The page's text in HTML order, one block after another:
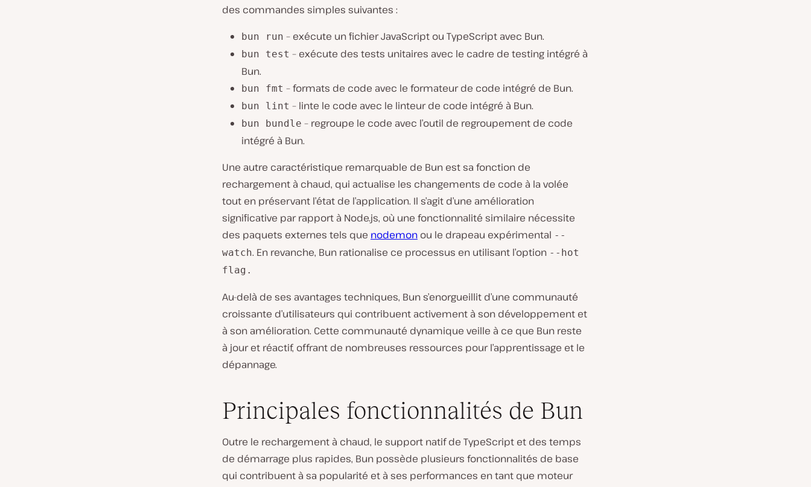
des commandes simples suivantes :
bun run – exécute un fichier JavaScript ou TypeScript avec Bun.
bun test – exécute des tests unitaires avec le cadre de testin͏g intégré à
Bun.
bun fmt – forma͏ts de code avec le formateur de code intégré de Bun.
bun lint – linte le code avec le linteur de code intégré à Bun.
bun bundle – regroupe le code avec l’outil de regroupement de code
intégré à Bun.
Une autre caractéristique remarquable de Bun est sa fonction de
rechargement à chaud, qui actualise les changements de code à la volée
tout en préservant l’état de l’application. Il s’agit d’une amélioration
significative par rapport à Node.js, où une fonctionnalité similaire nécessite
des paquets externes tels que nodemon ou le drapeau expérimental --
watch. En revanche, Bun rationalise ce processus en utilisant l’option --hot
flag.
Au-delà de ses avantages techniques, Bun s’enorgueillit d’une communauté
croissante d’utilisateurs qui contribuent activement à son développement et
à son amélioration. Cette communauté dynamique veille à ce que Bun reste
à jour et réactif, offrant de nombreuses ressources pour l’apprentissage et le
dépannage.
Principales fonctionnalités de Bun
Outre le rechargement à chaud, le support natif de TypeScript et des temps
de démarrage plus rapides, Bun possède plusieurs fonctionnalités de base
qui contribuent à sa popularité et à ses performances en tant que moteur